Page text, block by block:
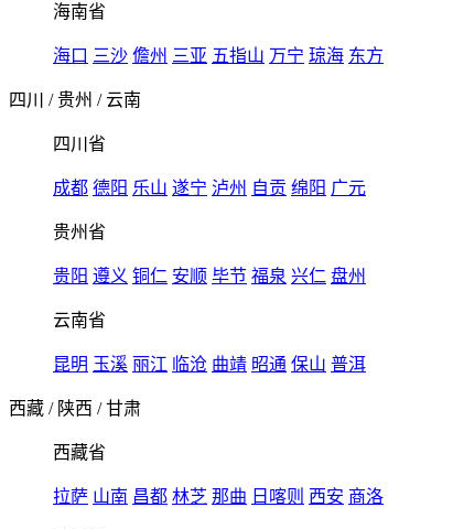
海南省
海口 三沙 儋州 三亚 五指山 万宁 琼海 东方
四川 /贵州 /云南
四川省
成都 德阳 乐山 遂宁 泸州 自贡 绵阳 广元
贵州省
贵阳 遵义 铜仁 安顺 毕节 福泉 兴仁 盘州
云南省
昆明 玉溪 丽江 临沧 曲靖 昭通 保山 普洱
西藏 / 陕西 /甘肃
西藏省
拉萨 山南 昌都 林芝 那曲 日喀则 西安 商洛